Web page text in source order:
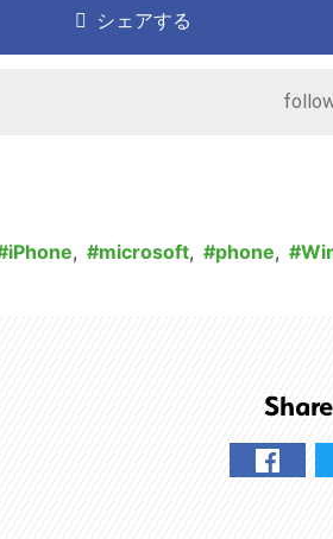
シェアする
iPhone, microsoft, phone,